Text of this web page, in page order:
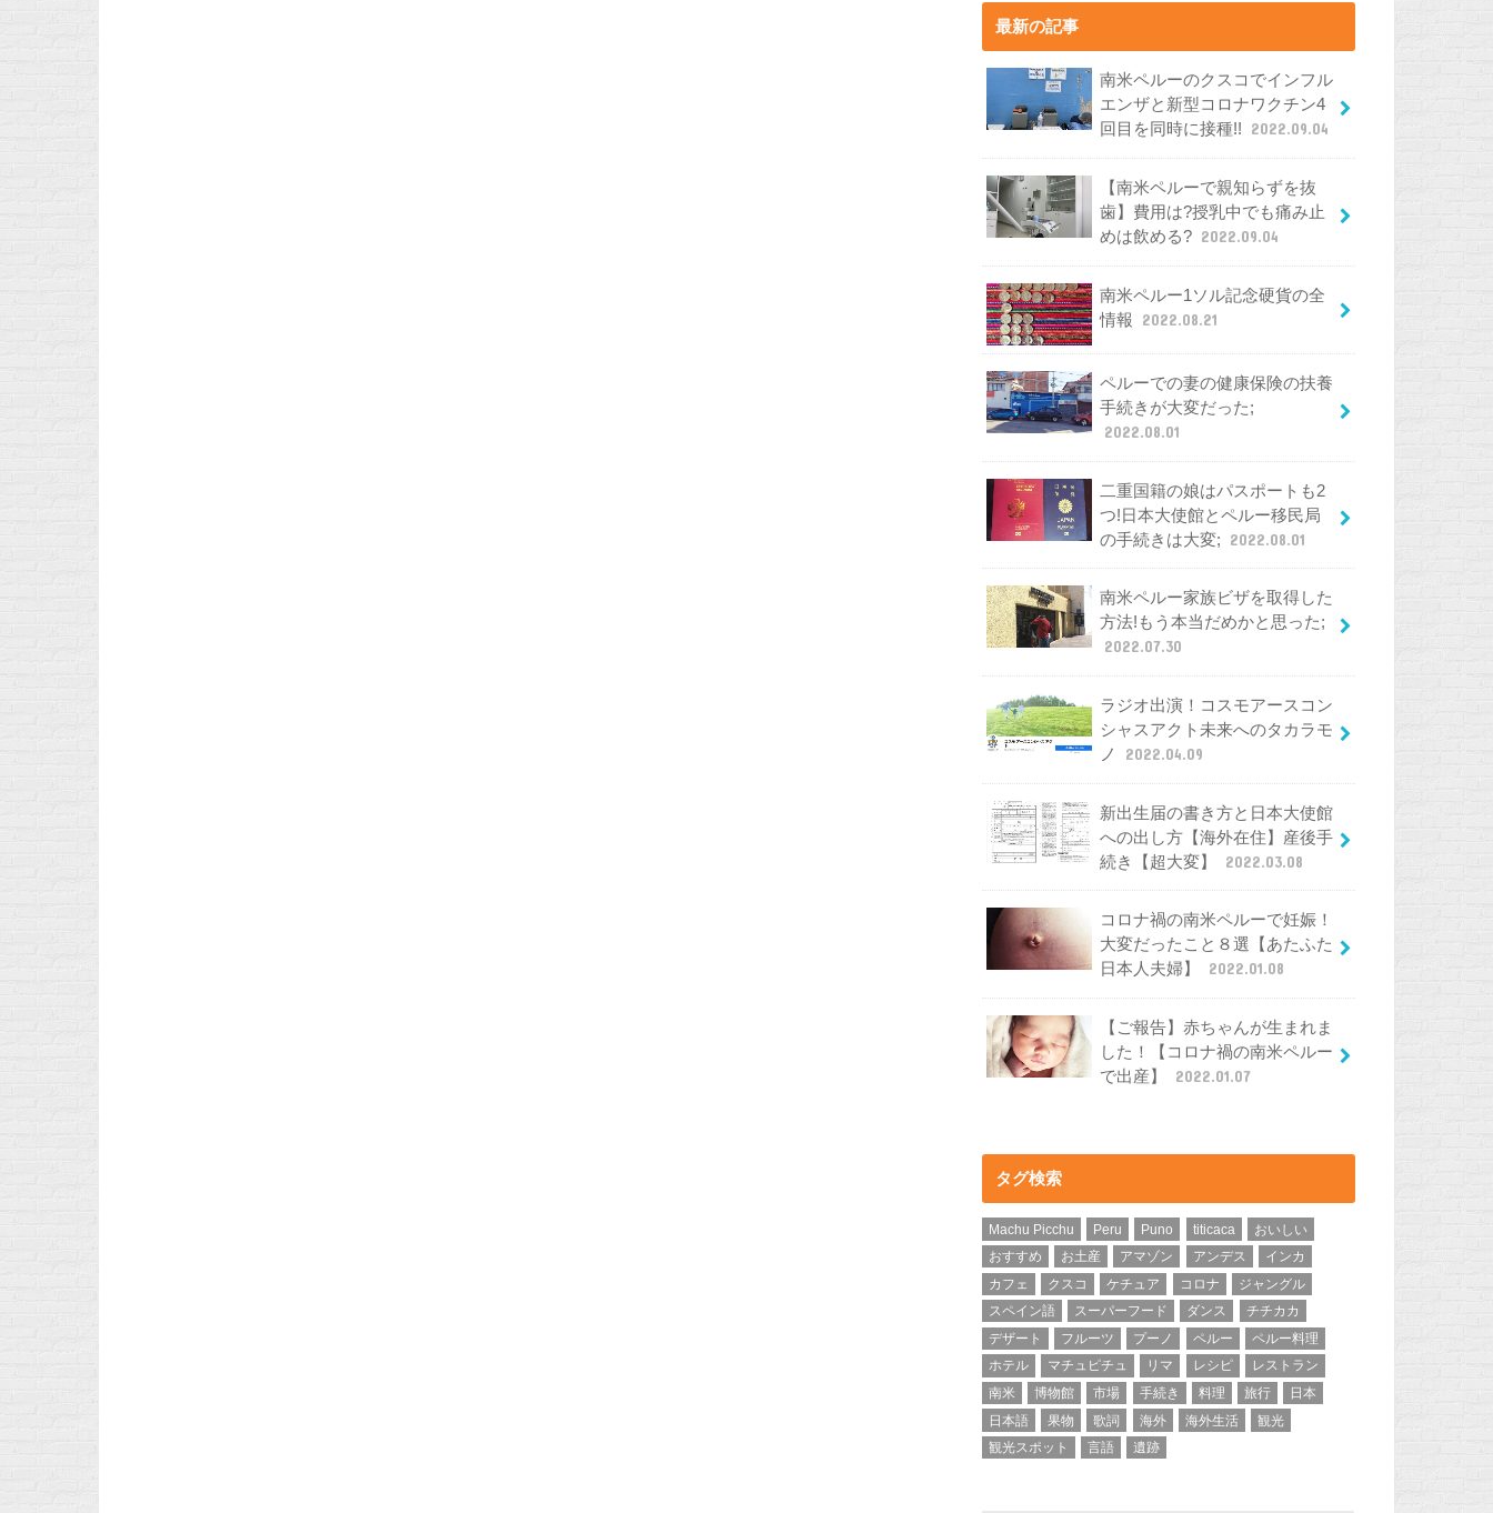
最新の記事
南米ペルーのクスコでインフル
エンザと新型コロナワクチン4
回目を同時に接種!!
2022.09.04
【南米ペルーで親知らずを抜
歯】費用は?授乳中でも痛み止
めは飲める? 2022.09.04
南米ペルー1ソル記念硬貨の全
情報
2022.08.21
ペルーでの妻の健康保険の扶養
手続きが大変だった;
2022.08.01
二重国籍の娘はパスポートも2
つ!日本大使館とペルー移民局
の手続きは大変;
2022.08.01
南米ペルー家族ビザを取得した
方法!もう本当だめかと思った;
2022.07.30
ラジオ出演！コスモアースコン
シャスアクト未来へのタカラモ
ノ
2022.04.09
新出生届の書き方と日本大使館
への出し方【海外在住】産後手
続き【超大変】
2022.03.08
コロナ禍の南米ペルーで妊娠！
大変だったこと８選【あたふた
日本人夫婦】
2022.01.08
【ご報告】赤ちゃんが生まれま
した！【コロナ禍の南米ペルー
で出産】
2022.01.07
タグ検索
Machu Picchu Peru Puno titicaca
おいしい
おすすめ
お土産 アマゾン アンデス
インカ
カフェ
クスコ ケチュア コロナ
ジャングル
スペイン語
スーパーフード ダンス
チチカカ
デザート
フルーツ プーノ ペルー
ペルー料理
ホテル
マチュピチュ リマ レシピ
レストラン
南米
博物館 市場 手続き 料理 旅行
日本
日本語
果物 歌詞 海外 海外生活
観光
観光スポット
言語 遺跡